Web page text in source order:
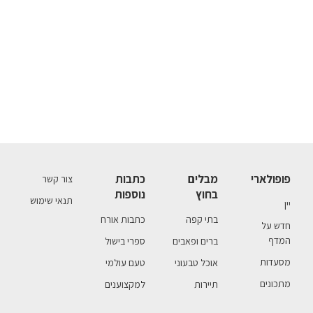
פופולארי
יין
חדש על
המדף
מסעדות
מתכונים
מבלים
בחוץ
בתי קפה
ברים ופאבים
אוכל טבעוני
תיירות
כתבות
נוספות
כתבות אורח
ספרי בישול
טעם עולמי
למקצוענים
צור קשר
תנאי שימוש